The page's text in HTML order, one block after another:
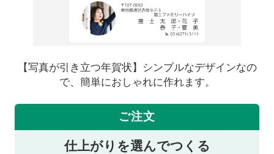
【写真が引き立つ年賀状】シンプルなデザインなの
で、簡単におしゃれに作れます。
ご注文
仕上がりを選んでつくる